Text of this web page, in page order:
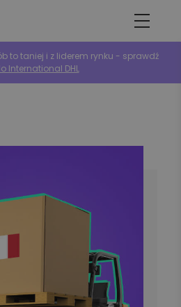
to taniej i z liderem rynku - sprawdź
International DHL